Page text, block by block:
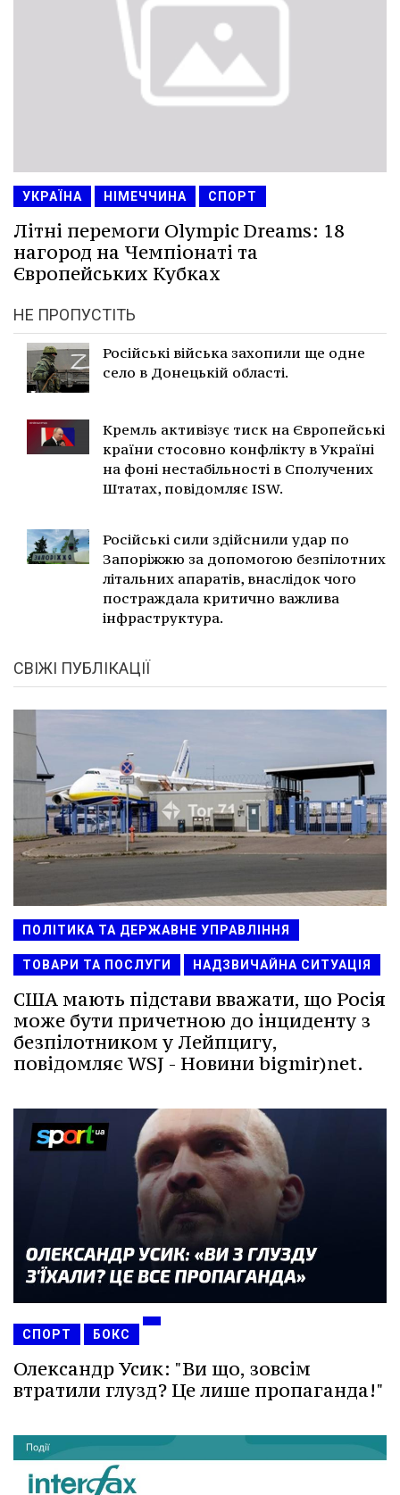
УКРАЇНА НІМЕЧЧИНА СПОРТ
Літні перемоги Olympic Dreams: 18
нагород на Чемпіонаті та
Європейських Кубках
НЕ ПРОПУСТІТЬ
Російські війська захопили ще одне
село в Донецькій області.
Кремль активізує тиск на Європейські
країни стосовно конфлікту в Україні
на фоні нестабільності в Сполучених
Штатах, повідомляє ISW.
Російські сили здійснили удар по
Запоріжжю за допомогою безпілотних
літальних апаратів, внаслідок чого
постраждала критично важлива
інфраструктура.
СВІЖІ ПУБЛІКАЦІЇ
ПОЛІТИКА ТА ДЕРЖАВНЕ УПРАВЛІННЯ
ТОВАРИ ТА ПОСЛУГИ НАДЗВИЧАЙНА СИТУАЦІЯ
США мають підстави вважати, що Росія
може бути причетною до інциденту з
безпілотником у Лейпцигу,
повідомляє WSJ - Новини bigmir)net.
СПОРТ БОКС
Олександр Усик: "Ви що, зовсім
втратили глузд? Це лише пропаганда!"